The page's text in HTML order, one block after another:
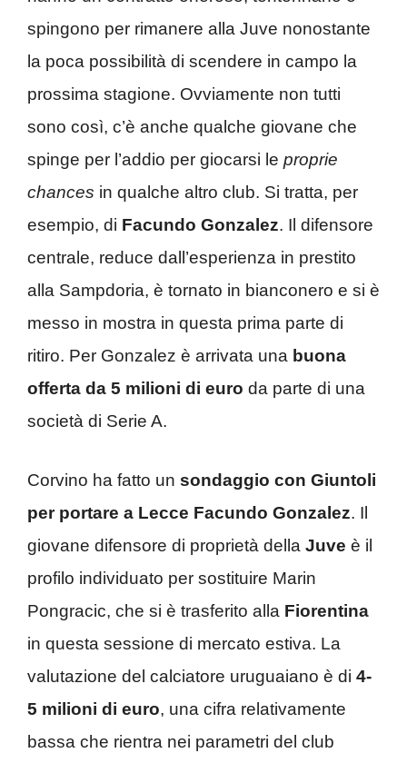
spingono per rimanere alla Juve nonostante
la poca possibilità di scendere in campo la
prossima stagione. Ovviamente non tutti
sono così, c’è anche qualche giovane che
spinge per l’addio per giocarsi le proprie
chances in qualche altro club. Si tratta, per
esempio, di Facundo Gonzalez. Il difensore
centrale, reduce dall’esperienza in prestito
alla Sampdoria, è tornato in bianconero e si è
messo in mostra in questa prima parte di
ritiro. Per Gonzalez è arrivata una buona
offerta da 5 milioni di euro da parte di una
società di Serie A.
Corvino ha fatto un sondaggio con Giuntoli
per portare a Lecce Facundo Gonzalez. Il
giovane difensore di proprietà della Juve è il
profilo individuato per sostituire Marin
Pongracic, che si è trasferito alla Fiorentina
in questa sessione di mercato estiva. La
valutazione del calciatore uruguaiano è di 4-
5 milioni di euro, una cifra relativamente
bassa che rientra nei parametri del club